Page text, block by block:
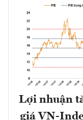
Lợi nhuận
giá VN-